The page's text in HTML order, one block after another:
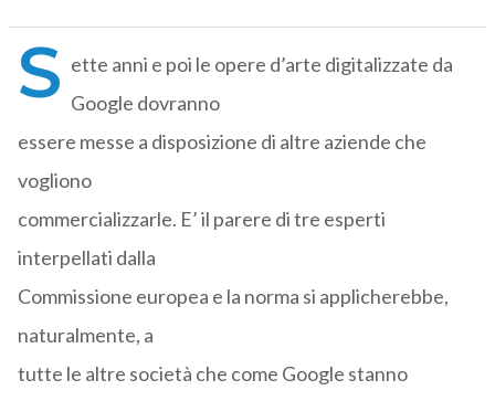
S ette anni e poi le opere d’arte digitalizzate da
Google dovranno
essere messe a disposizione di altre aziende che
vogliono
commercializzarle. E’ il parere di tre esperti
interpellati dalla
Commissione europea e la norma si applicherebbe,
naturalmente, a
tutte le altre società che come Google stanno